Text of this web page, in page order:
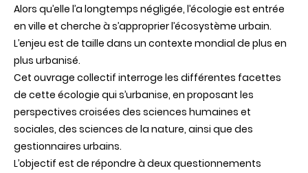
s'urbanise
Alors qu’elle l’a longtemps négligée, l’écologie est entrée
en ville et cherche à s’approprierl’écosystème urbain.
L’enjeu est de taille dans un contexte mondial de plus en
plus urbanisé.
Cet ouvrage collectif interroge les différentes facettes
de cette écologie qui s’urbanise, en proposant les
perspectives croisées des sciences humaines et
sociales, des sciences de la nature, ainsi que des
gestionnaires urbains.
L’objectif est de répondre à deuxquestionnements